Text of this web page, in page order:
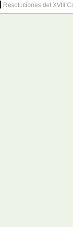
Resoluciones del XVIII